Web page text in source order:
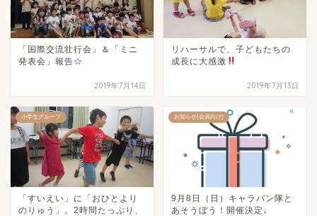
「国際交流壮行会」＆「ミニ
発表会」報告☆
2019年7月14日
リハーサルで、子どもたちの
成長に大感激
2019年7月13日
小学生グループ
「すいえい」に「おひとより
のりゅう」。2時間たっぷり、
お知らせ(会員向け)
9月8日（日）キャラバン隊と
あそうぼう！開催決定♩